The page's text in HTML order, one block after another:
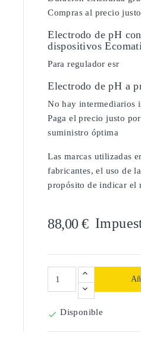
Compras al precio
Electrodo de pH
dispositivos
Para regulador esr
Electrodo de pH a
No hay intermediarios
Paga el precio justo
suministro óptima
Las marcas utilizadas
fabricantes, el uso de
propósito de indicar el
88,00 €
 Disponible